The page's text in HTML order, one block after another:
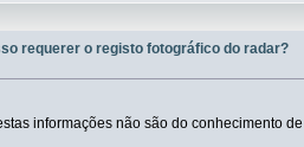
requerer o registo fotográfico do radar?
informações não são do conhecimento